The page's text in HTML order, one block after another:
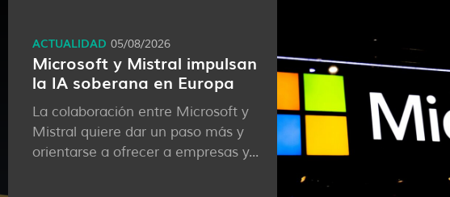
Microsoft y Mistral impulsan
la IA soberana en Europa
La colaboración entre Microsoft y
Mistral quiere dar un paso más y
orientarse a ofrecer a empresas y...
ACTUALIDAD 05/08/2026